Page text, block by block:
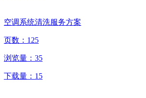
空调系统清洗服务方案
页数： 125
浏览量： 35
下载量： 15